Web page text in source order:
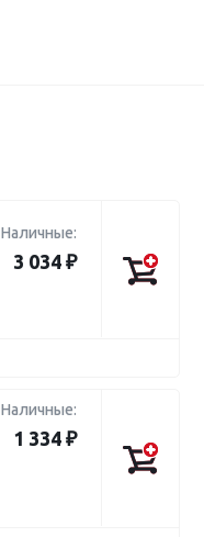
Наличные:
3 034 ₽
Наличные:
1 334 ₽